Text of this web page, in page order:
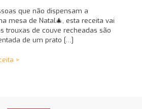
que não dispensam a
mesa de Natal🎄, esta receita vai
trouxas de couve recheadas são
de um prato […]
>